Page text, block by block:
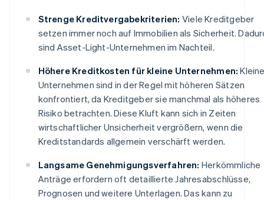
Strenge Kreditvergabekriterien: Viele Kreditgeber
setzen immer noch auf Immobilien als Sicherheit.
sind Asset-Light-Unternehmen im Nachteil.
Höhere Kreditkosten für kleine Unternehmen:
Unternehmen sind in der Regel mit höheren Sätzen
konfrontiert, da Kreditgeber sie manchmal als höheres
Risiko betrachten. Diese Kluft kann sich in Zeiten
wirtschaftlicher Unsicherheit vergrößern, wenn die
Kreditstandards allgemein verschärft werden.
Langsame Genehmigungsverfahren: Herkömmliche
Anträge erfordern oft detaillierte Jahresabschlüsse,
Prognosen und weitere Unterlagen. Das kann zu